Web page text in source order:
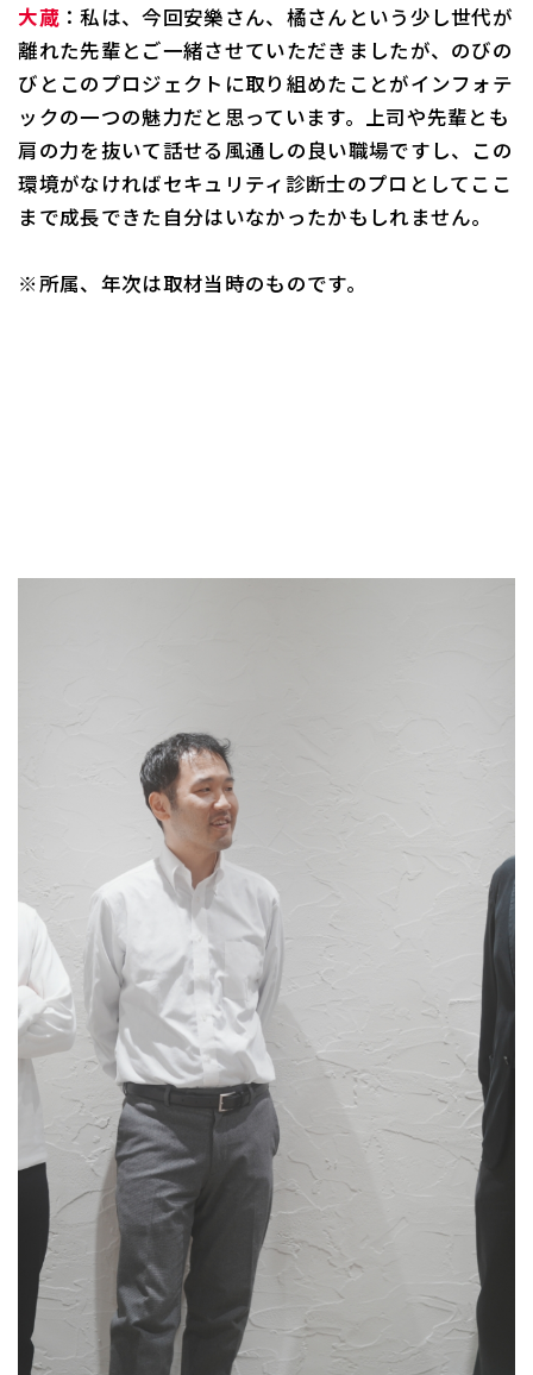
大蔵 ：私は、今回安樂さん、橘さんという少し世代が
離れた先輩とご一緒させていただきましたが、のびの
びとこのプロジェクトに取り組めたことがインフォテ
ックの一つの魅力だと思っています。上司や先輩とも
肩の力を抜いて話せる風通しの良い職場ですし、この
環境がなければセキュリティ診断士のプロとしてここ
まで成長できた自分はいなかったかもしれません。
※所属、年次は取材当時のものです。